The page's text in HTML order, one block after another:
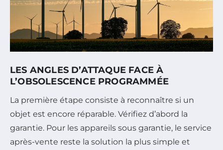
LES ANGLES D’ATTAQUE FACE À
L’OBSOLESCENCE PROGRAMMÉE
La première étape consiste à reconnaître si un
objet est encore réparable. Vérifiez d’abord la
garantie. Pour les appareils sous garantie, le service
après-vente reste la solution la plus simple et